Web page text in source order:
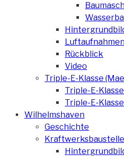
Rückblick
Video
Triple-E-Klasse
Triple-E-
Triple-E-
Wilhelmshaven
Geschichte
Kraftwerksbaustelle